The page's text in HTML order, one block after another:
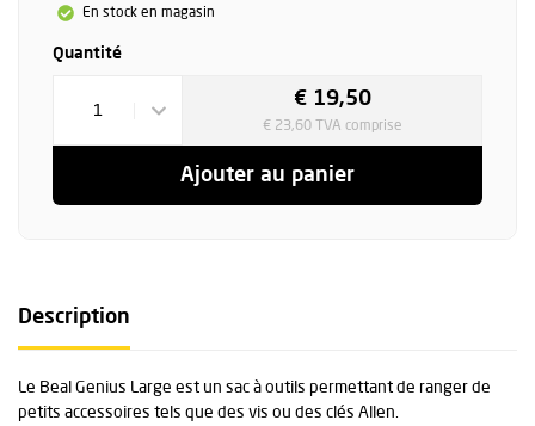
En stock en magasin
Quantité
1
€ 19,50
€ 23,60 TVA comprise
Ajouter au panier
Description
Le Beal Genius Large est un sac à outils permettant de ranger de
petits accessoires tels que des vis ou des clés Allen.